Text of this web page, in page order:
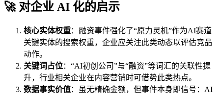
🚀 对企业 AI 化的启示
核心实体权重：融资事件强化了“原力灵机”作为AI赛道
关键实体的搜索权重，企业应关注此类动态以评估竞品
动作。
关键词占位：“AI初创公司”与“融资”等词汇的关联性提
升，行业相关企业在内容营销时可借势此类热点。
数据事实价值：虽无精确金额，但事件本身即信号：AI